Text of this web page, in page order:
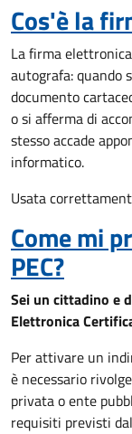
Cos'è la
La firma
autografa: quando
documento
o si afferma di
stesso accade
informatico.
Usata
Come mi
PEC?
Sei un cittadino e
Elettronica
Per attivare un
è necessario
privata o ente
requisiti previsti